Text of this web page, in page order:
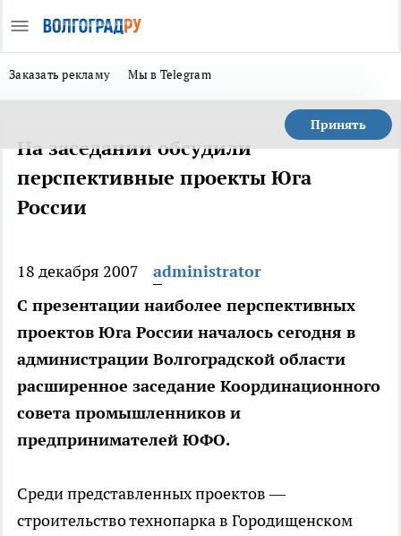
Заказать рекламу Мы в Telegram
Принять
На заседании обсудили
перспективные проекты Юга
России
18 декабря 2007
administrator
С презентации наиболее перспективных
проектов Юга России началось сегодня в
администрации Волгоградской области
расширенное заседание Координационного
совета промышленников и
предпринимателей ЮФО.
Среди представленных проектов —
строительство технопарка в Городищенском